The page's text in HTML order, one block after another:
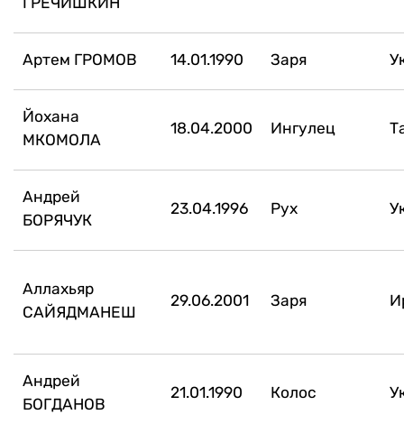
Артем ГРОМОВ 14.01.1990 Заря
Йохана
МКОМОЛА
18.04.2000 Ингулец
Андрей
БОРЯЧУК
23.04.1996 Рух
Аллахьяр
САЙЯДМАНЕШ
29.06.2001 Заря
Андрей
БОГДАНОВ
21.01.1990 Колос